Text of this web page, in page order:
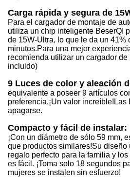
Carga rápida y segura de
Para el cargador de montaje de
utiliza un chip inteligente BeserQI
de 15W-Ultra, lo que le da un 41%
minutos.Para una mejor
recomienda utilizar un cargador
incluido)
9 Luces de color y aleación
equivalente a poseer 9 artículos
preferencia.¡Un valor increíble! Las
apagarse.
Compacto y fácil de instalar:
¡Con un diámetro de sólo 59 mm,
que productos similares!Su diseño
regalo perfecto para la familia y los
es fácil. ¡Toma solo 18 segundos
mujeres se instalen sin esfuerzo!